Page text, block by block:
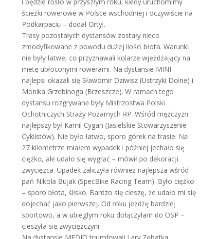
ścieżki rowerowe w Polsce wschodniej i oczywiście na
Podkarpaciu – dodał Ortyl.
Trasy pozostałych dystansów zostały nieco
zmodyfikowane z powodu dużej ilości błota. Warunki
nie były łatwe, co przyznawali kolarze wjeżdżający na
metę ubłoconymi rowerami. Na dystansie MINI
najlepsi okazali się Sławomir Dziwisz (Ustrzyki Dolne) i
Monika Grzebinoga (Brzeszcze). W ramach tego
dystansu rozgrywane były Mistrzostwa Polski
Ochotniczych Straży Pożarnych RP. Wśród mężczyzn
najlepszy był Kamil Cygan (Jasielskie Stowarzyszenie
Cyklistów). Nie było łatwo, sporo górek na trasie. Na
27 kilometrze miałem wypadek i później jechało się
ciężko, ale udało się wygrać – mówił po dekoracji
zwycięzca. Upadek zaliczyła również najlepsza wśród
pań Nikola Bujak (SpecBike Racing Team). Było ciężko
– sporo błota, ślisko. Bardzo się cieszę, że udało mi się
dojechać jako pierwszej. Od roku jeżdżę bardziej
sportowo, a w ubiegłym roku dołączyłam do OSP –
cieszyła się zwyciężczyni.